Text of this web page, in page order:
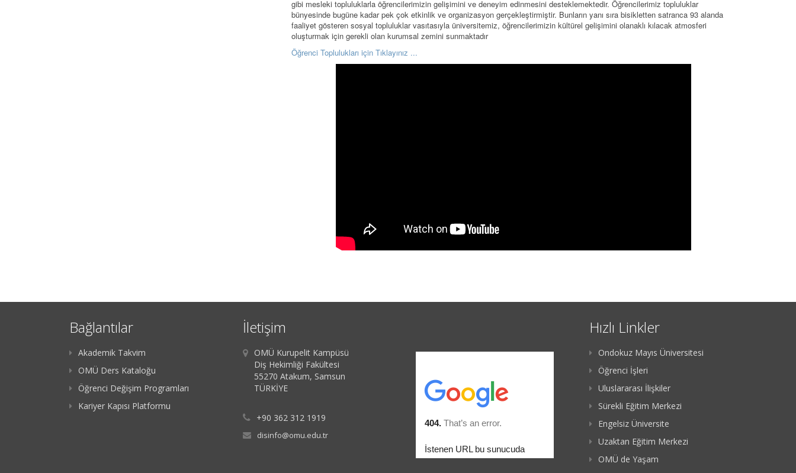
gibi mesleki topluluklarla öğrencilerimizin gelişimini ve deneyim edinmesini desteklemektedir. Öğrencilerimiz topluluklar
bünyesinde bugüne kadar pek çok etkinlik ve organizasyon gerçekleştirmiştir. Bunların yanı sıra bisikletten satranca 93 alanda
faaliyet gösteren sosyal topluluklar vasıtasıyla üniversitemiz, öğrencilerimizin kültürel gelişimini olanaklı kılacak atmosferi
oluşturmak için gerekli olan kurumsal zemini sunmaktadır
Öğrenci Toplulukları için Tıklayınız ...
Bağlantılar
Akademik Takvim
OMÜ Ders Kataloğu
Öğrenci Değişim Programları
Kariyer Kapısı Platformu
İletişim
OMÜ Kurupelit Kampüsü
Diş Hekimliği Fakültesi
55270 Atakum, Samsun
TÜRKİYE
+90 362 312 1919
disinfo@omu.edu.tr
Hızlı Linkler
Ondokuz Mayıs Üniversitesi
Öğrenci İşleri
Uluslararası İlişkiler
Sürekli Eğitim Merkezi
Engelsiz Üniversite
Uzaktan Eğitim Merkezi
OMÜ de Yaşam